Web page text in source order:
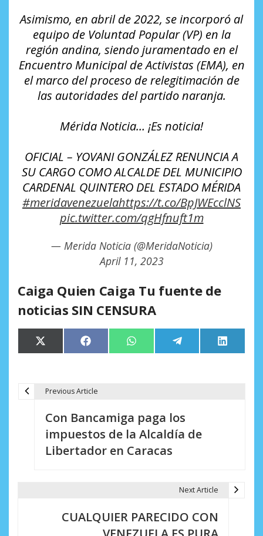
Asimismo, en abril de 2022, se incorporó al
equipo de Voluntad Popular (VP) en la
región andina, siendo juramentado en el
Encuentro Municipal de Activistas (EMA), en
el marco del proceso de relegitimación de
las autoridades del partido naranja.
Mérida Noticia… ¡Es noticia!
OFICIAL – YOVANI GONZÁLEZ RENUNCIA A
SU CARGO COMO ALCALDE DEL MUNICIPIO
CARDENAL QUINTERO DEL ESTADO MÉRIDA
#meridavenezuelahttps://t.co/BpJWEcclNS
pic.twitter.com/qgHfnuft1m
— Merida Noticia (@MeridaNoticia)
April 11, 2023
Caiga Quien Caiga Tu fuente de
noticias SIN CENSURA
Compartir
en
X
(Twitter)
Compartir
en
Facebook Compartir
en
WhatsApp Compartir
en
Telegram
en
LinkedIn
Previous Article
Con Bancamiga paga los
impuestos de la Alcaldía de
Libertador en Caracas
Next Article
CUALQUIER PARECIDO CON